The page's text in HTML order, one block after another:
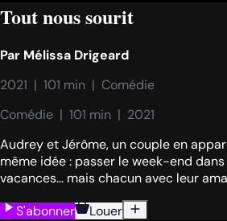
Tout nous sourit
Par Mélissa Drigeard
2021  |  101 min  |  Comédie
Comédie  |  101 min  |  2021
Audrey et Jérôme, un couple en
même idée : passer le week-end
vacances... mais chacun avec leur
S'abonner
Louer